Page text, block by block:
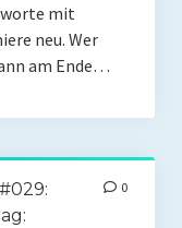
mit
neu. Wer
am Ende…
0